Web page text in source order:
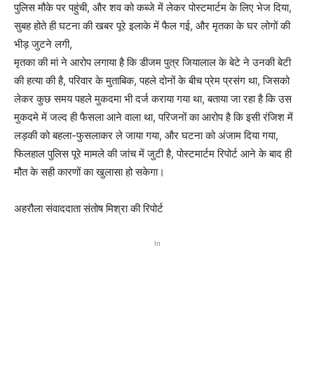
पुलिस मौके पर पहुंची, और शव को कब्जे में लेकर पोस्टमार्टम के लिए भेज दिया,
सुबह होते ही घटना की खबर पूरे इलाके में फैल गई, और मृतका के घर लोगों की
भीड़ जुटने लगी,
मृतका की मां ने आरोप लगाया है कि डीजम पुत्र जियालाल के बेटे ने उनकी बेटी
की हत्या की है, परिवार के मुताबिक, पहले दोनों के बीच प्रेम प्रसंग था, जिसको
लेकर कुछ समय पहले मुकदमा भी दर्ज कराया गया था, बताया जा रहा है कि उस
मुकदमे में जल्द ही फैसला आने वाला था, परिजनों का आरोप है कि इसी रंजिश में
लड़की को बहला-फुसलाकर ले जाया गया, और घटना को अंजाम दिया गया,
फिलहाल पुलिस पूरे मामले की जांच में जुटी है, पोस्टमार्टम रिपोर्ट आने के बाद ही
मौत के सही कारणों का खुलासा हो सकेगा।
अहरौला संवाददाता संतोष मिश्रा की रिपोर्ट
In